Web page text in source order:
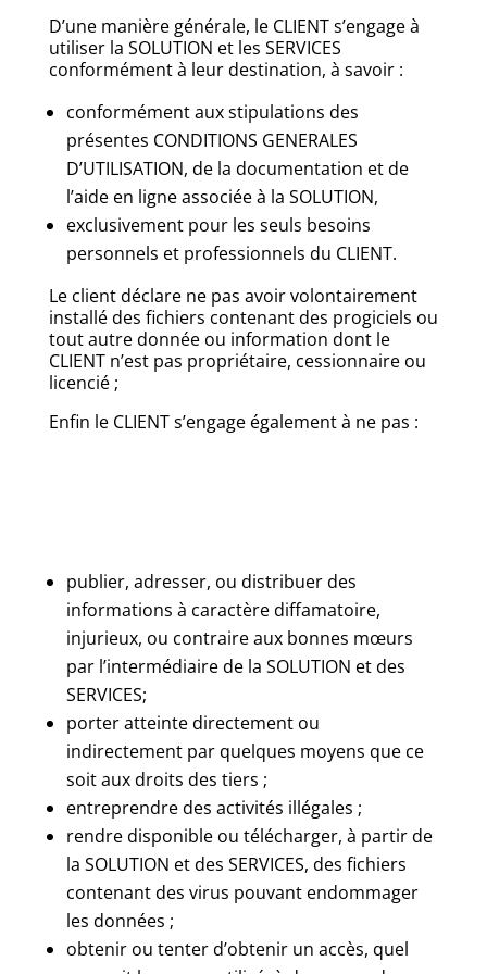
D’une manière générale, le CLIENT s’engage à
utiliser la SOLUTION et les SERVICES
conformément à leur destination, à savoir :
conformément aux stipulations des
présentes CONDITIONS GENERALES
D’UTILISATION, de la documentation et de
l’aide en ligne associée à la SOLUTION,
exclusivement pour les seuls besoins
personnels et professionnels du CLIENT.
Le client déclare ne pas avoir volontairement
installé des fichiers contenant des progiciels ou
tout autre donnée ou information dont le
CLIENT n’est pas propriétaire, cessionnaire ou
licencié ;
Enfin le CLIENT s’engage également à ne pas :
publier, adresser, ou distribuer des
informations à caractère diffamatoire,
injurieux, ou contraire aux bonnes mœurs
par l’intermédiaire de la SOLUTION et des
SERVICES;
porter atteinte directement ou
indirectement par quelques moyens que ce
soit aux droits des tiers ;
entreprendre des activités illégales ;
rendre disponible ou télécharger, à partir de
la SOLUTION et des SERVICES, des fichiers
contenant des virus pouvant endommager
les données ;
obtenir ou tenter d’obtenir un accès, quel